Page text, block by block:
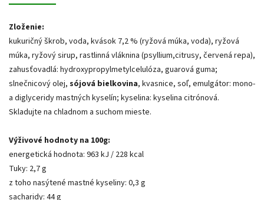
Zloženie:
kukuričný škrob, voda, kvások 7,2 % (ryžová múka, voda), ryžová
múka, ryžový sirup, rastlinná vláknina (psyllium,citrusy, červená repa),
zahusťovadlá: hydroxypropylmetylcelulóza, guarová guma;
slnečnicový olej, sójová bielkovina, kvasnice, soľ, emulgátor: mono-
a diglyceridy mastných kyselín; kyselina: kyselina citrónová.
Skladujte na chladnom a suchom mieste.
Výživové hodnoty na 100g:
energetická hodnota: 963 kJ / 228 kcal
Tuky: 2,7 g
z toho nasýtené mastné kyseliny: 0,3 g
sacharidy: 44 g